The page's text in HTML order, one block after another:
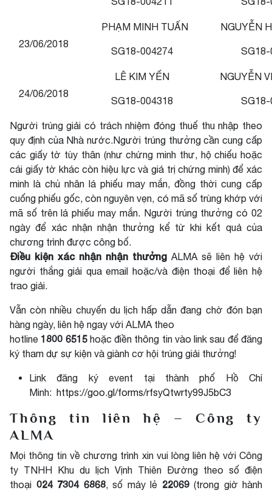
23/06/2018
PHẠM MINH TUẤN
SG18-004274
NGUYỄN
SG18-
24/06/2018
LÊ KIM YẾN
SG18-004318
NGUYỄN
SG18-
Người trúng giải có trách nhiệm đóng thuế thu nhập theo
quy định của Nhà nước.Người trúng thưởng cần cung cấp
các giấy tờ tùy thân (như chứng minh thư, hộ chiếu hoặc
cái giấy tờ khác còn hiệu lực và giá trị chứng minh) để xác
minh là chủ nhân lá phiếu may mắn, đồng thời cung cấp
cuống phiếu gốc, còn nguyên vẹn, có mã số trùng khớp với
mã số trên lá phiếu may mắn. Người trúng thưởng có 02
ngày để xác nhận nhận thưởng kể từ khi kết quả của
chương trình được công bố.
Điều kiện xác nhận nhận thưởng ALMA sẽ liên hệ với
người thắng giải qua email hoặc/và điện thoại để liên hệ
trao giải.
Vẫn còn nhiều chuyến du lịch hấp dẫn đang chờ đón bạn
hàng ngày, liên hệ ngay với ALMA theo
hotline 1800 6515hoặc điền thông tin vào link sau để đăng
ký tham dự sự kiện và giành cơ hội trúng giải thưởng!
Link đăng ký event tại thành phố Hồ Chí
Minh: https://goo.gl/forms/rfsyQtwrty99J5bC3
Thông tin liên hệ – Công ty
ALMA
Mọi thông tin về chương trình xin vui lòng liên hệ với Công
ty TNHH Khu du lịch Vịnh Thiên Đường theo số điện
thoại 024 7304 6868, số máy lẻ 22069(trong giờ hành